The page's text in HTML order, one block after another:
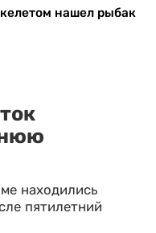
нашел рыбак
находились
пятилетний